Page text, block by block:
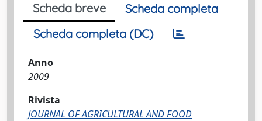
Scheda breve
Scheda completa
Scheda completa (DC)
Anno
2009
Rivista
JOURNAL OF AGRICULTURAL AND FOOD